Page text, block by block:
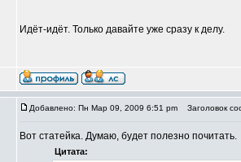
Идёт-идёт. Только давайте уже сразу к делу.
Добавлено: Пн Мар 09, 2009 6:51 pm Заголовок
Вот статейка. Думаю, будет полезно почитать.
Цитата: